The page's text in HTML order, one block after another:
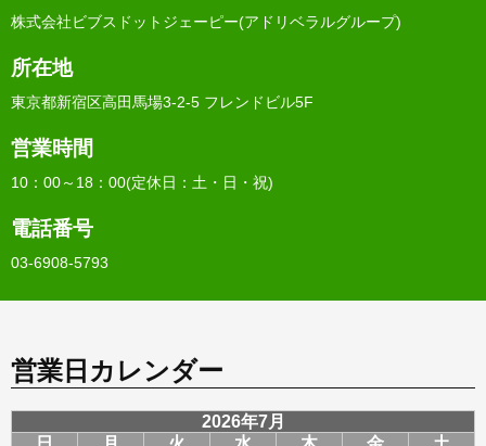
株式会社ビブスドットジェーピー(アドリベラルグループ)
所在地
東京都新宿区高田馬場3-2-5 フレンドビル5F
営業時間
10：00～18：00(定休日：土・日・祝)
電話番号
03-6908-5793
営業日カレンダー